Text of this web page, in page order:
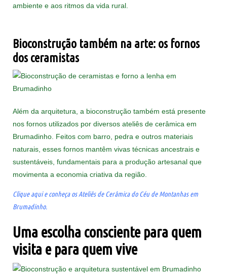
ambiente e aos ritmos da vida rural.
Bioconstrução também na arte: os fornos
dos ceramistas
Além da arquitetura, a bioconstrução também está presente
nos fornos utilizados por diversos ateliês de cerâmica em
Brumadinho. Feitos com barro, pedra e outros materiais
naturais, esses fornos mantêm vivas técnicas ancestrais e
sustentáveis, fundamentais para a produção artesanal que
movimenta a economia criativa da região.
Clique aqui e conheça os Ateliês de Cerâmica do Céu de Montanhas em
Brumadinho.
Uma escolha consciente para quem
visita e para quem vive